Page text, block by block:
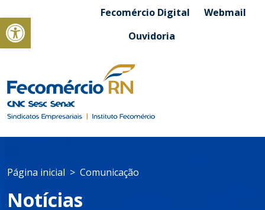
Abrir a barra de ferramentasFecomércio Digital
Webmail
Ouvidoria
Página inicial Comunicação
Notícias